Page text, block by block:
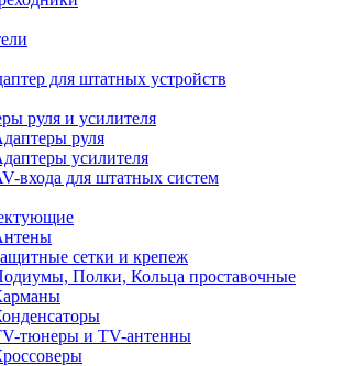
для штатных устройств
руля и усилителя
руля
усилителя
входа для штатных систем
сетки и крепеж
Полки, Кольца проставочные
тюнеры и TV-антенны